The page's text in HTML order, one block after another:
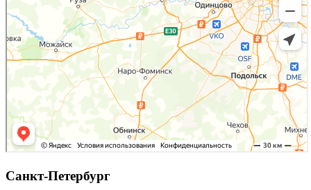
Санкт-Петербург